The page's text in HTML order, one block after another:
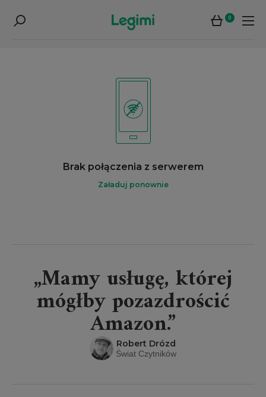
0
Brak połączenia z serwerem
Załaduj ponownie
„Mamy usługę, której
mógłby pozazdrościć
Amazon.”
Robert Drózd
Świat Czytników